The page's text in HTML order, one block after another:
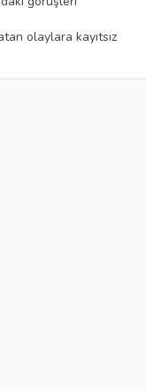
olaylara kayıtsız